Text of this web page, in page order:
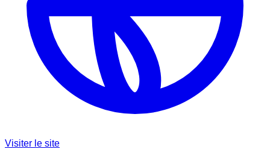
Visiter le site